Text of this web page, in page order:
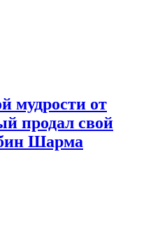
мудрости от
продал свой
Шарма